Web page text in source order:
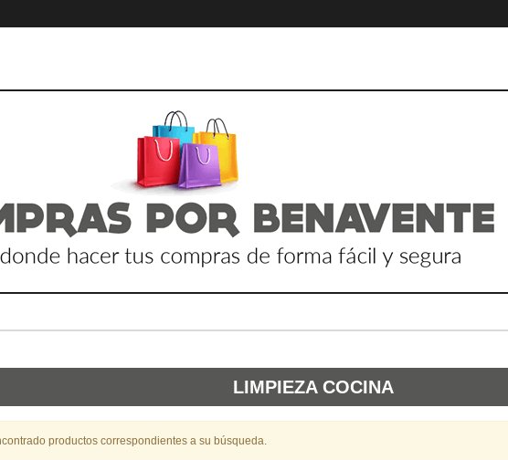
LIMPIEZA COCINA
productos correspondientes a su búsqueda.